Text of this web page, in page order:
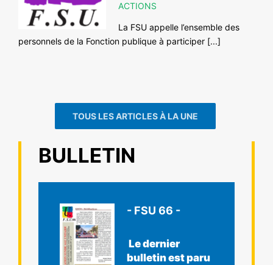
ACTIONS
La FSU appelle l’ensemble des
personnels de la Fonction publique à participer [...]
TOUS LES ARTICLES À LA UNE
BULLETIN
- FSU 66 -
Le dernier
bulletin est paru